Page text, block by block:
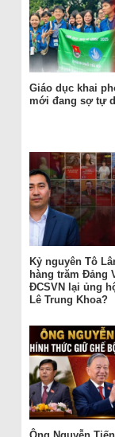
Giáo dục khai
mới đang sợ tự
Kỷ nguyên Tô
hàng trăm Đảng
ĐCSVN lại ủng
Lê Trung Khoa?